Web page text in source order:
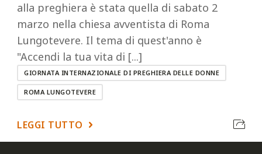
alla preghiera è stata quella di sabato 2
marzo nella chiesa avventista di Roma
Lungotevere. Il tema di quest'anno è
"Accendi la tua vita di [...]
GIORNATA INTERNAZIONALE DI PREGHIERA DELLE DONNE
ROMA LUNGOTEVERE
LEGGI TUTTO